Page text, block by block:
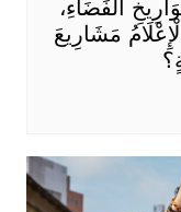
الْفَضَاءِ،
مَشَارِيعَ